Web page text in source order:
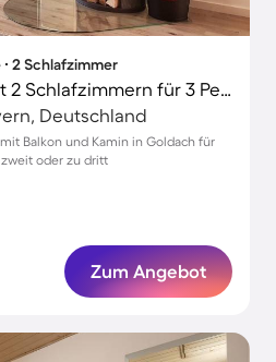
2 Schlafzimmer
Tolles Apartment mit 2 Schlafzimmern für 3 Personen
Deutschland
Balkon und Kamin in Goldach für
oder zu dritt
Zum Angebot